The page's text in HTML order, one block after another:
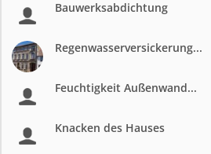
Bauwerksabdichtung
Regenwasserversickerung...
Feuchtigkeit Außenwand...
Knacken des Hauses